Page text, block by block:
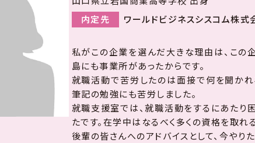
内定先
ワールドビジネスシスコム株式
私がこの企業を選んだ大きな理由は、この
島にも事業所があったからです。
就職活動で苦労したのは面接で何を聞かれ
筆記の勉強にも苦労しました。
就職支援室では、就職活動をするにあたり
たです。在学中はなるべく多くの資格を取れ
後輩の皆さんへのアドバイスとして、今や